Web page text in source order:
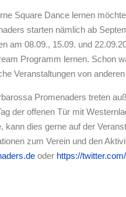
Square Dance lernen
starten nämlich ab
am 08.09., 15.09. und
Programm lernen. Schon
Veranstaltungen von
Promenaders treten
der offenen Tür mit
kann dies gerne auf der
zum Verein und den
oder https://